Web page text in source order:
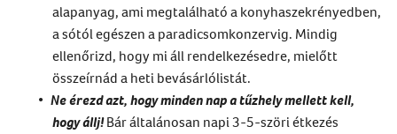
alapanyag, ami megtalálható a konyhaszekrényedben,
a sótól egészen a paradicsomkonzervig. Mindig
ellenőrizd, hogy mi áll rendelkezésedre, mielőtt
összeírnád a heti bevásárlólistát.
Neérezd azt, hogy minden napa tűzhely mellett kell,
hogy állj!Bár általánosan napi 3-5-szöri étkezés